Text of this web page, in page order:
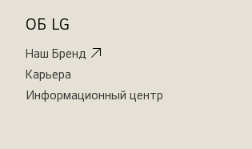
ОБ LG
Наш Бренд
Карьера
Информационный центр